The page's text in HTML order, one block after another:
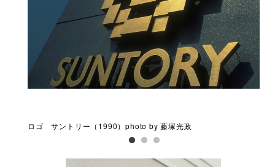
ロゴ サントリー（1990）photo by 藤塚光政